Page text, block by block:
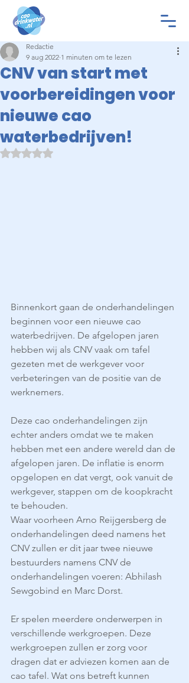
CNV van start met
voorbereidingen voor
nieuwe cao
waterbedrijven!
Redactie
9 aug 2022 1 minuten om te lezen
Beoordeeld met NaN uit 5 sterren.
Binnenkort gaan de onderhandelingen
beginnen voor een nieuwe cao
waterbedrijven. De afgelopen jaren
hebben wij als CNV vaak om tafel
gezeten met de werkgever voor
verbeteringen van de positie van de
werknemers.
Deze cao onderhandelingen zijn
echter anders omdat we te maken
hebben met een andere wereld dan de
afgelopen jaren. De inflatie is enorm
opgelopen en dat vergt, ook vanuit de
werkgever, stappen om de koopkracht
te behouden.
Waar voorheen Arno Reijgersberg de
onderhandelingen deed namens het
CNV zullen er dit jaar twee nieuwe
bestuurders namens CNV de
onderhandelingen voeren: Abhilash
Sewgobind en Marc Dorst.
Er spelen meerdere onderwerpen in
verschillende werkgroepen. Deze
werkgroepen zullen er zorg voor
dragen dat er adviezen komen aan de
cao tafel. Wat ons betreft kunnen